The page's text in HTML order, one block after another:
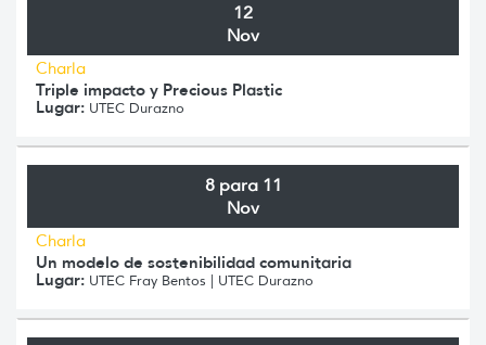
12
Nov
Charla
Triple impacto y Precious Plastic
Lugar: UTEC Durazno
8 para 11
Nov
Charla
Un modelo de sostenibilidad comunitaria
Lugar: UTEC Fray Bentos | UTEC Durazno